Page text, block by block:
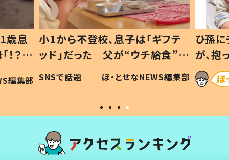
歳息
？」
編集部
小1から不登校、息子は「ギフテ
ッド」だった 父が“ウチ給食”を
作り続ける理由とは #令和の親
#令和の子
SNSで話題 ほ・とせなNEWS編集部
ひ孫
が、
「涙が
い」